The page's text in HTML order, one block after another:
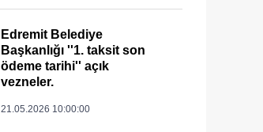
Edremit Belediye
Başkanlığı ''1. taksit son
ödeme tarihi'' açık
vezneler.
21.05.2026 10:00:00